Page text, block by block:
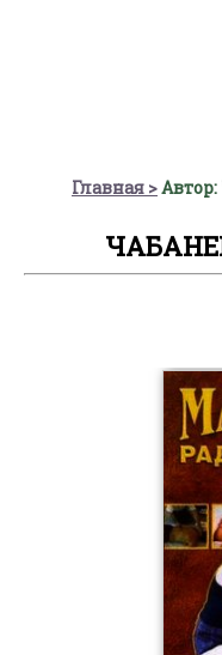
Главная